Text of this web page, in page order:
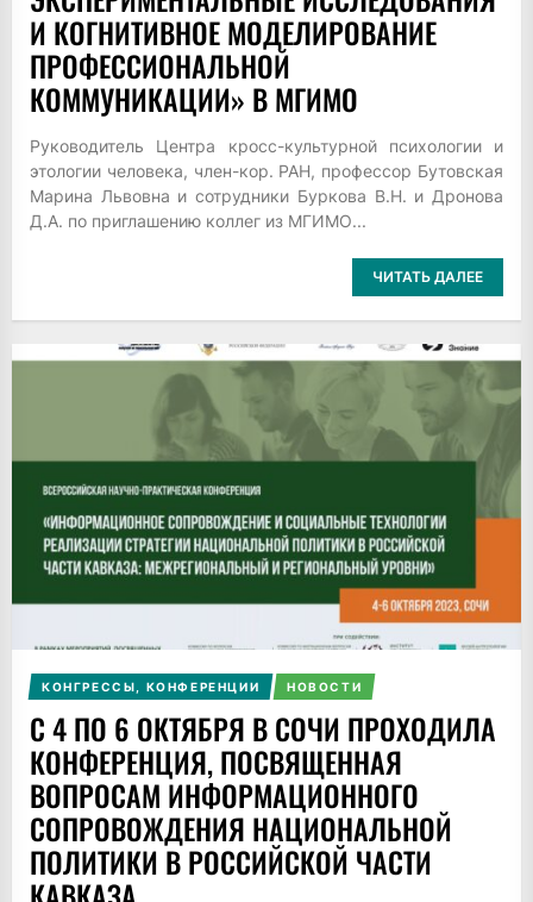
И КОГНИТИВНОЕ МОДЕЛИРОВАНИЕ
ПРОФЕССИОНАЛЬНОЙ
КОММУНИКАЦИИ» В МГИМО
Руководитель Центра кросс-культурной психологии и
этологии человека, член-кор. РАН, профессор Бутовская
Марина Львовна и сотрудники Буркова В.Н. и Дронова
Д.А. по приглашению коллег из МГИМО...
ЧИТАТЬ ДАЛЕЕ
КОНГРЕССЫ, КОНФЕРЕНЦИИ НОВОСТИ
С 4 ПО 6 ОКТЯБРЯ В СОЧИ ПРОХОДИЛА
КОНФЕРЕНЦИЯ, ПОСВЯЩЕННАЯ
ВОПРОСАМ ИНФОРМАЦИОННОГО
СОПРОВОЖДЕНИЯ НАЦИОНАЛЬНОЙ
ПОЛИТИКИ В РОССИЙСКОЙ ЧАСТИ